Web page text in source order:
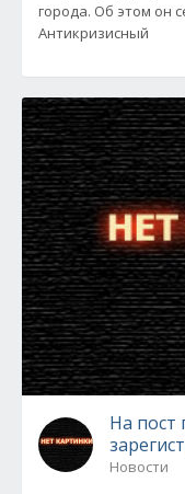
города. Об этом он
Антикризисный
На пост
Новости